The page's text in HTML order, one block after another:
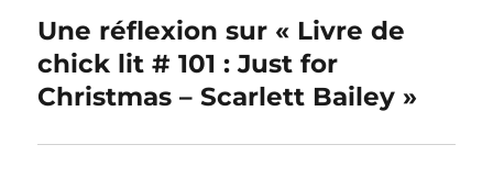
Une réflexion sur « Livre de
chick lit # 101 : Just for
Christmas – Scarlett Bailey »